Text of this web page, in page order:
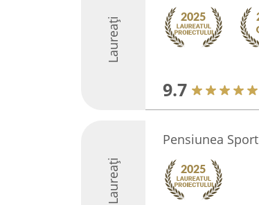
Laureați
9.7
Laureați
Pensiunea Sport